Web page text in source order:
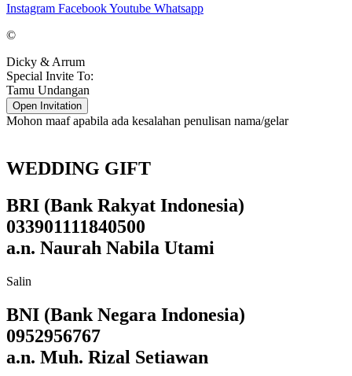
Instagram FacebookYoutube Whatsapp
©
Dicky & Arrum
Special Invite To:
Tamu Undangan
Open Invitation
Mohon maaf apabila ada kesalahan penulisan nama/gelar
WEDDING GIFT
BRI (Bank Rakyat Indonesia)
033901111840500
a.n. Naurah Nabila Utami
Salin
BNI (Bank Negara Indonesia)
0952956767
a.n. Muh. Rizal Setiawan